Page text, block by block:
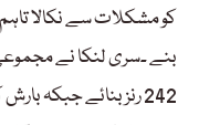
242 رنز بنائے جبکہ